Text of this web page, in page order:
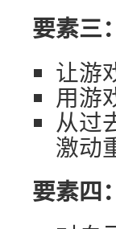
要素三
让游
用游
从过
激动
要素四